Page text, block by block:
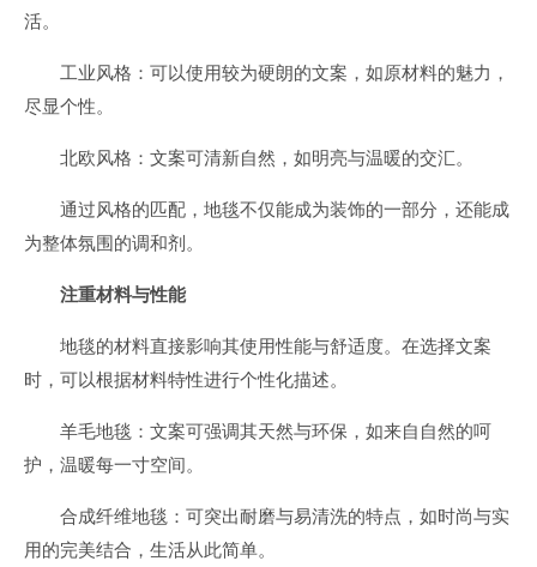
活。
工业风格：可以使用较为硬朗的文案，如原材料的魅力，
尽显个性。
北欧风格：文案可清新自然，如明亮与温暖的交汇。
通过风格的匹配，地毯不仅能成为装饰的一部分，还能成
为整体氛围的调和剂。
注重材料与性能
地毯的材料直接影响其使用性能与舒适度。在选择文案
时，可以根据材料特性进行个性化描述。
羊毛地毯：文案可强调其天然与环保，如来自自然的呵
护，温暖每一寸空间。
合成纤维地毯：可突出耐磨与易清洗的特点，如时尚与实
用的完美结合，生活从此简单。